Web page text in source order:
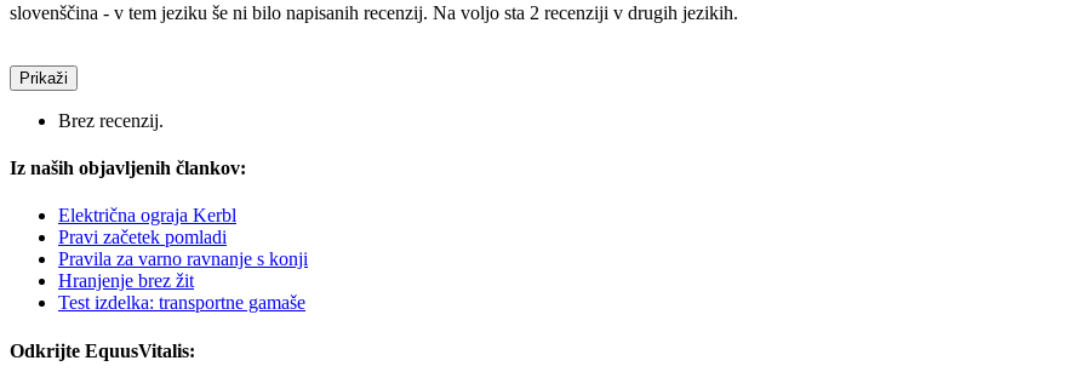
slovenščina - v tem jeziku še ni bilo napisanih recenzij. Na voljo sta 2 recenziji v drugih jezikih.
Prikaži
Brez recenzij.
Iz naših objavljenih člankov:
Električna ograja Kerbl
Pravi začetek pomladi
Pravila za varno ravnanje s konji
Hranjenje brez žit
Test izdelka: transportne gamaše
Odkrijte EquusVitalis: